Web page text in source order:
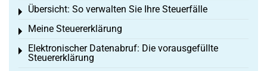
Übersicht: So verwalten Sie Ihre Steuerfälle
Toggle menu
Meine Steuererklärung
Toggle menu
Elektronischer Datenabruf: Die vorausgefüllte
Steuererklärung
Toggle menu